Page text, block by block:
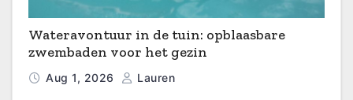
Wateravontuur in de tuin: opblaasbare
zwembaden voor het gezin
Aug 1, 2026 Lauren